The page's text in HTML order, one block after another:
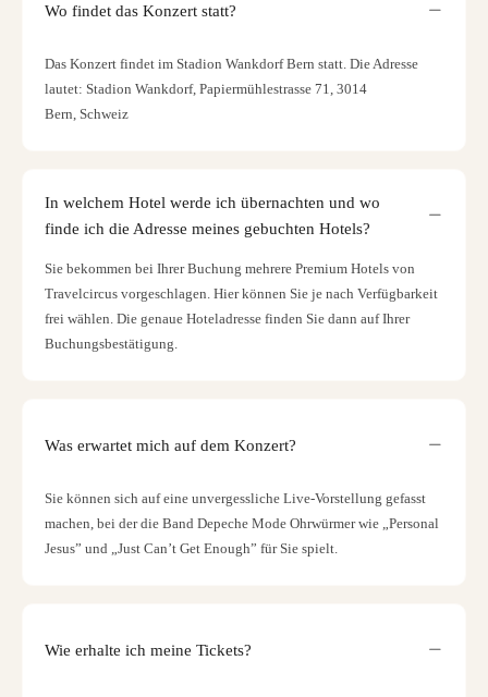
Wo findet das Konzert statt?
Das Konzert findet im Stadion Wankdorf Bern statt. Die Adresse
lautet: Stadion Wankdorf, Papiermühlestrasse 71, 3014
Bern, Schweiz
In welchem Hotel werde ich übernachten und wo
finde ich die Adresse meines gebuchten Hotels?
Sie bekommen bei Ihrer Buchung mehrere Premium Hotels von
Travelcircus vorgeschlagen. Hier können Sie je nach Verfügbarkeit
frei wählen. Die genaue Hoteladresse finden Sie dann auf Ihrer
Buchungsbestätigung.
Was erwartet mich auf dem Konzert?
Sie können sich auf eine unvergessliche Live-Vorstellung gefasst
machen, bei der die Band Depeche Mode Ohrwürmer wie „Personal
Jesus” und „Just Can’t Get Enough” für Sie spielt.
Wie erhalte ich meine Tickets?